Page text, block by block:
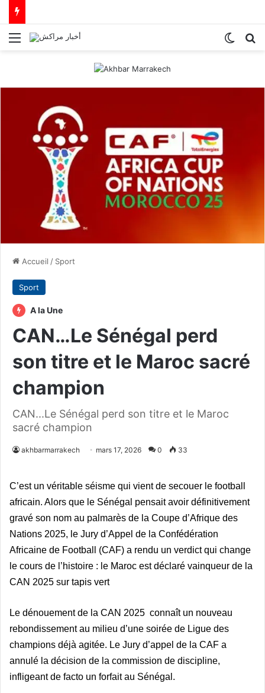
Menu
Accueil / Sport
Sport
A la Une
CAN…Le Sénégal perd
son titre et le Maroc sacré
champion
CAN...Le Sénégal perd son titre et le Maroc
sacré champion
akhbarmarrakech mars 17, 2026 0 33
C’est un véritable séisme qui vient de secouer le football
africain. Alors que le Sénégal pensait avoir définitivement
gravé son nom au palmarès de la Coupe d’Afrique des
Nations 2025, le Jury d’Appel de la Confédération
Africaine de Football (CAF) a rendu un verdict qui change
le cours de l’histoire : le Maroc est déclaré vainqueur de la
CAN 2025 sur tapis vert
Le dénouement de la CAN 2025 connaît un nouveau
rebondissement au milieu d’une soirée de Ligue des
champions déjà agitée. Le Jury d’appel de la CAF a
annulé la décision de la commission de discipline,
infligeant de facto un forfait au Sénégal.